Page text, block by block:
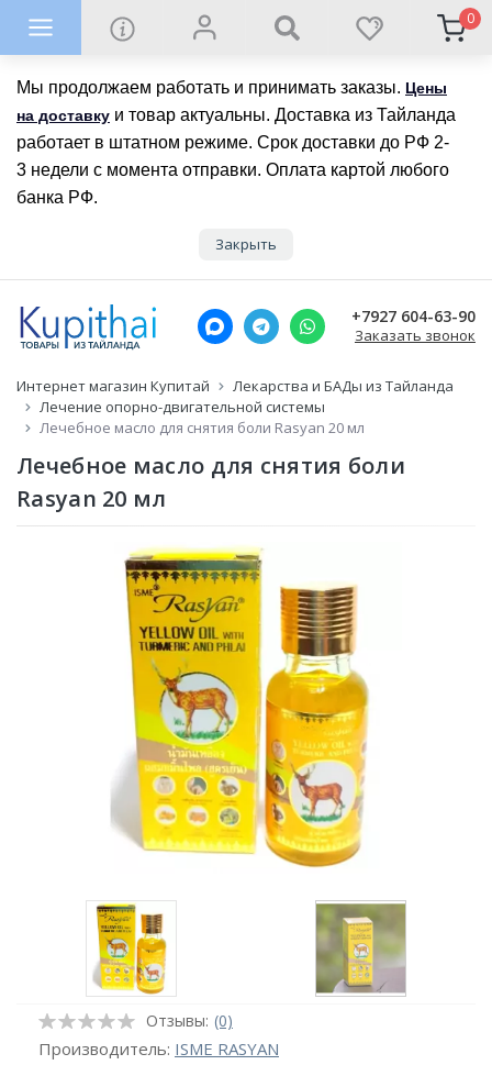
Мы продолжаем работать и принимать заказы. Цены
на доставку и товар актуальны. Доставка из Тайланда
работает в штатном режиме. Срок доставки до РФ 2-
3 недели с момента отправки. Оплата картой любого
банка РФ.
Закрыть
0
+7927 604-63-90
Заказать звонок
Интернет магазин Купитай
Лекарства и БАДы из Тайланда
Лечение опорно-двигательной системы
Лечебное масло для снятия боли Rasyan 20 мл
Лечебное масло для снятия боли
Rasyan 20 мл
Отзывы: (0)
Производитель: ISME RASYAN